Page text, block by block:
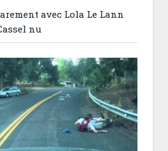
avec Lola Le Lann
nu